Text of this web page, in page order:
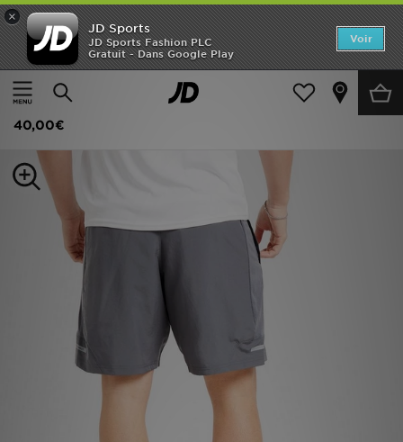
×
JD Sports
JD Sports Fashion PLC
Gratuit - Dans Google Play
Voir
Accueil
Homme Vêtements Homme Shorts
Under Armour Short Tech Utility
40,00€
Accueil
Nouveautés
Femme
Enfant
Collections